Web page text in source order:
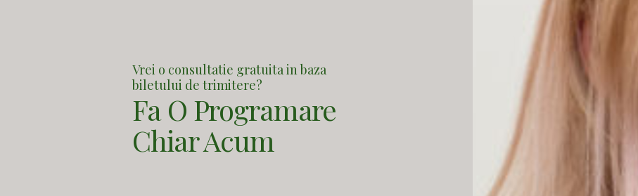
Vrei o consultatie gratuita in baza
biletului de trimitere?
Fa O Programare
Chiar Acum